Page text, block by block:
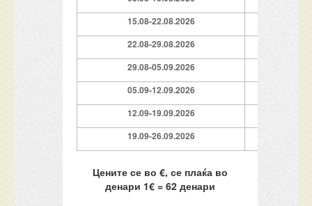
15.08-22.08.2026
22.08-29.08.2026
29.08-05.09.2026
05.09-12.09.2026
12.09-19.09.2026
19.09-26.09.2026
Цените се во €, се плаќа во
денари 1€ = 62 денари